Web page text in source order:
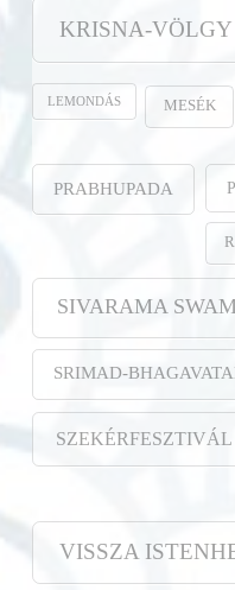
KRISNA-VÖLGY
LEMONDÁS MESÉK
PRABHUPADA
SIVARAMA
SRIMAD-
SZEKÉRFESZTIVÁL
VISSZA